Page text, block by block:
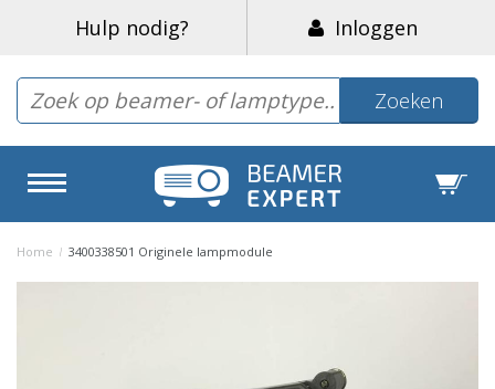
Hulp nodig? Inloggen
Zoeken
Home / 3400338501 Originele lampmodule